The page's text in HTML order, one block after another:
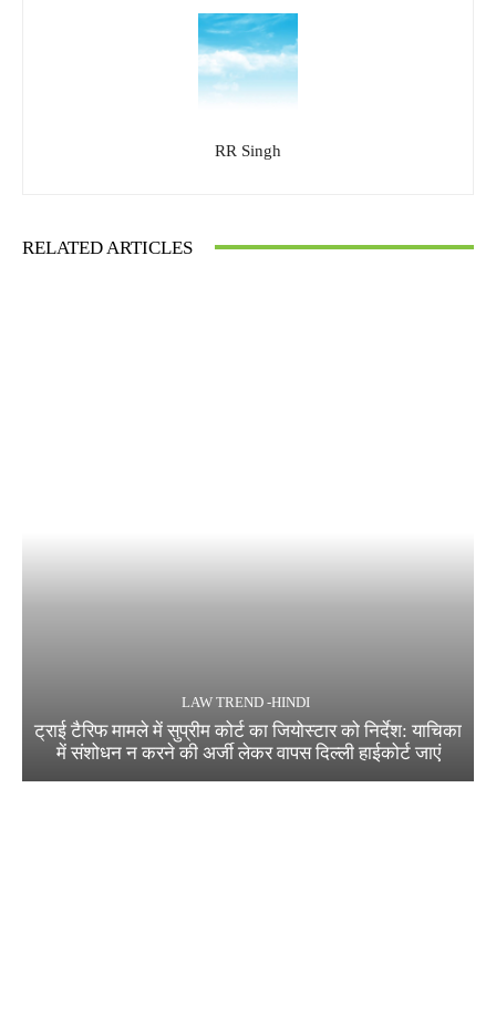
RR Singh
RELATED ARTICLES
LAW TREND -HINDI
ट्राई टैरिफ मामले में सुप्रीम कोर्ट का जियोस्टार को निर्देश: याचिका
में संशोधन न करने की अर्जी लेकर वापस दिल्ली हाईकोर्ट जाएं